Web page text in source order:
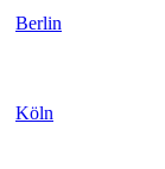
Berlin
Köln